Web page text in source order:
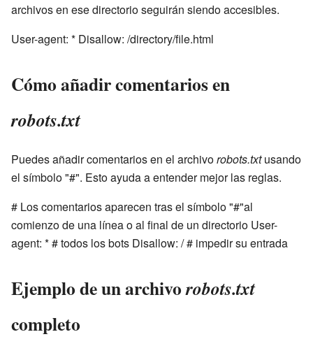
archivos en ese directorio seguirán siendo accesibles.
User-agent: * Disallow: /directory/file.html
Cómo añadir comentarios en
robots.txt
Puedes añadir comentarios en el archivorobots.txtusando
el símbolo "#". Esto ayuda a entender mejor las reglas.
# Los comentarios aparecen tras el símbolo "#"al
comienzo de una línea o al final de un directorio User-
agent: * # todos los bots Disallow: / # impedir su entrada
Ejemplo de un archivorobots.txt
completo